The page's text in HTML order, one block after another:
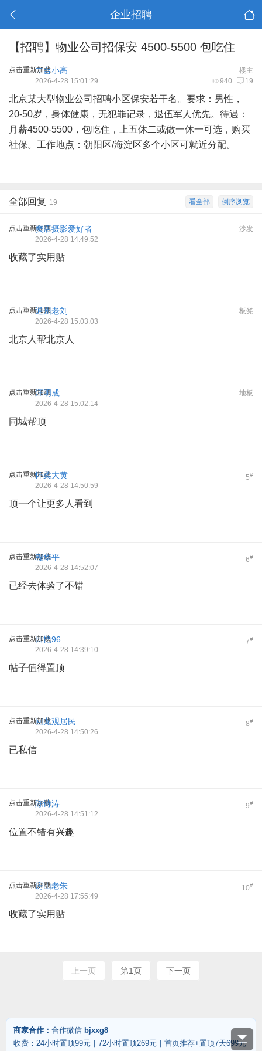
企业招聘
【招聘】物业公司招保安 4500-5500 包吃住
点击重新加载 楼主
丰台小高
940 19
2026-4-28 15:01:29
北京某大型物业公司招聘小区保安若干名。要求：男性，
20-50岁，身体健康，无犯罪记录，退伍军人优先。待遇：
月薪4500-5500，包吃住，上五休二或做一休一可选，购买
社保。工作地点：朝阳区/海淀区多个小区可就近分配。
倒序浏览
看全部
全部回复 19
点击重新加载 沙发
窦店摄影爱好者
2026-4-28 14:49:52
收藏了实用贴
点击重新加载 板凳
通州老刘
2026-4-28 15:03:03
北京人帮北京人
点击重新加载 地板
汪明成
2026-4-28 15:02:14
同城帮顶
点击重新加载 5#
怀柔大黄
2026-4-28 14:50:59
顶一个让更多人看到
点击重新加载 6#
程华平
2026-4-28 14:52:07
已经去体验了不错
点击重新加载 7#
田艳96
2026-4-28 14:39:10
帖子值得置顶
点击重新加载 8#
回龙观居民
2026-4-28 14:50:26
已私信
点击重新加载 9#
陈诗涛
2026-4-28 14:51:12
位置不错有兴趣
点击重新加载 10#
房山老朱
2026-4-28 17:55:49
收藏了实用贴
上一页 第1页 下一页
商家合作： 合作微信 bjxxg8
收费：24小时置顶99元｜72小时置顶269元｜首页推荐+置顶7天699元